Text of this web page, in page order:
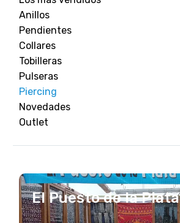
Anillos
Pendientes
Collares
Tobilleras
Pulseras
Piercing
Novedades
Outlet
El Puesto de la Plata